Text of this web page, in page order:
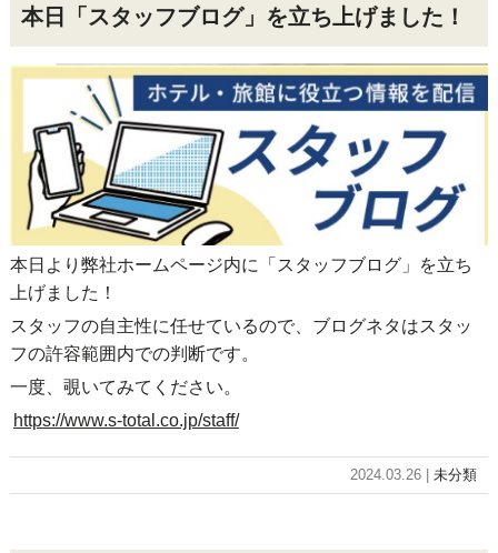
本日「スタッフブログ」を立ち上げました！
本日より弊社ホームページ内に「スタッフブログ」を立ち
上げました！
スタッフの自主性に任せているので、ブログネタはスタッ
フの許容範囲内での判断です。
一度、覗いてみてください。
https://www.s-total.co.jp/staff/
2024.03.26 |未分類